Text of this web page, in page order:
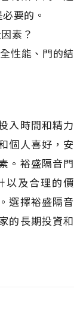
要的。
素？
性能、門的結
入時間和精力
個人喜好，安
。裕盛隔音門
以及合理的價
選擇裕盛隔音
的長期投資和